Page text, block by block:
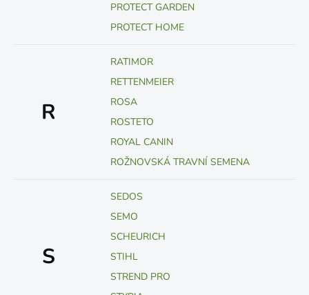
PROTECT GARDEN
PROTECT HOME
R
RATIMOR
RETTENMEIER
ROSA
ROSTETO
ROYAL CANIN
ROŽNOVSKÁ TRAVNÍ SEMENA
S
SEDOS
SEMO
SCHEURICH
STIHL
STREND PRO